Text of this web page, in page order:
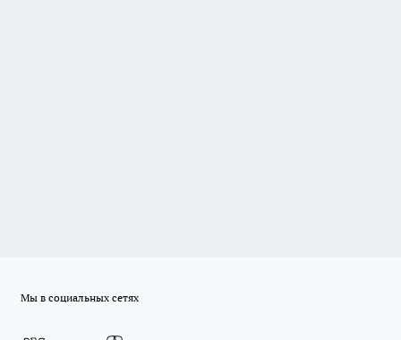
Мы в социальных сетях